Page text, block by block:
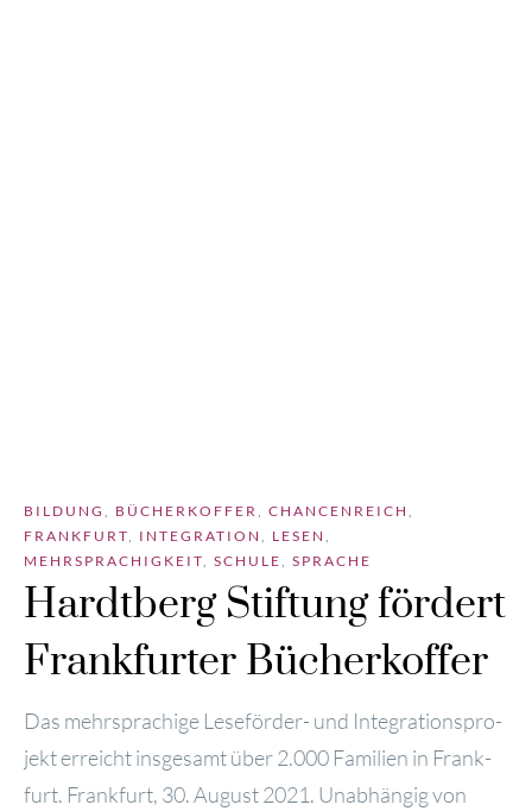
BILDUNG BÜCHERKOFFER CHANCENREICH
FRANKFURT
INTEGRATION LESEN
MEHRSPRACHIGKEIT
SCHULE SPRACHE
Hardtberg Stiftung fördert
Frankfurter Bücherkoffer
Das mehr­spra­chi­ge Lese­­för­­der- und Inte­gra­ti­ons­pro­
jekt erreicht ins­ge­samt über 2.000 Fami­li­en in Frank­
furt. Frank­furt, 30. August 2021. Unab­hän­gig von